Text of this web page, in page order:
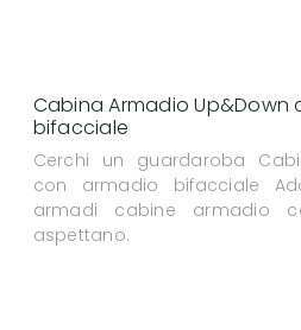
Cabina Armadio Up&Down
bifacciale
Cerchi un guardaroba
con armadio bifacciale
armadi cabine armadio
aspettano.